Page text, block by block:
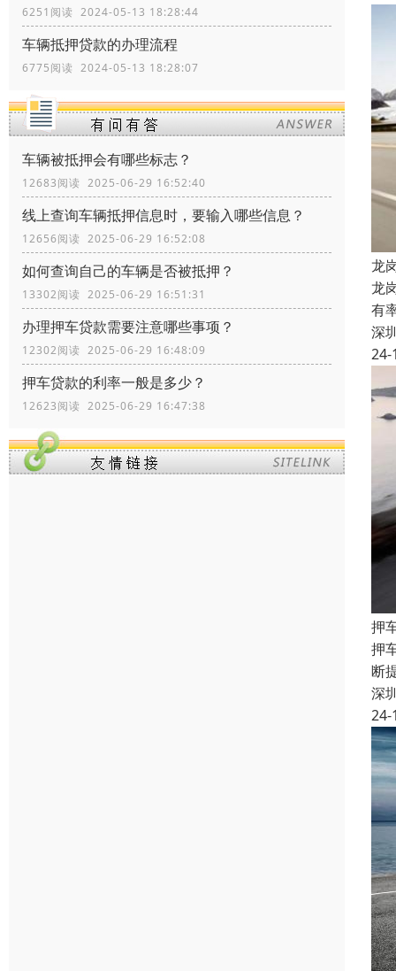
6251阅读 2024-05-13 18:28:44
车辆抵押贷款的办理流程
6775阅读 2024-05-13 18:28:07
车辆被抵押会有哪些标志？
12683阅读 2025-06-29 16:52:40
线上查询车辆抵押信息时，要输入哪些信息？
12656阅读 2025-06-29 16:52:08
如何查询自己的车辆是否被抵押？
13302阅读 2025-06-29 16:51:31
办理押车贷款需要注意哪些事项？
12302阅读 2025-06-29 16:48:09
押车贷款的利率一般是多少？
12623阅读 2025-06-29 16:47:38
龙
龙
有
深
24-
押
押
断
深
24-